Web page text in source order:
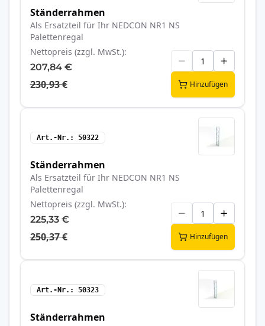
Ständerrahmen
Als Ersatzteil für Ihr NEDCON NR1 NS
Palettenregal
Nettopreis (zzgl. MwSt.)
207,84 €
230,93 € Hinzufügen
Art.-Nr. 50322
Ständerrahmen
Als Ersatzteil für Ihr NEDCON NR1 NS
Palettenregal
Nettopreis (zzgl. MwSt.)
225,33 €
250,37 € Hinzufügen
Art.-Nr. 50323
Ständerrahmen